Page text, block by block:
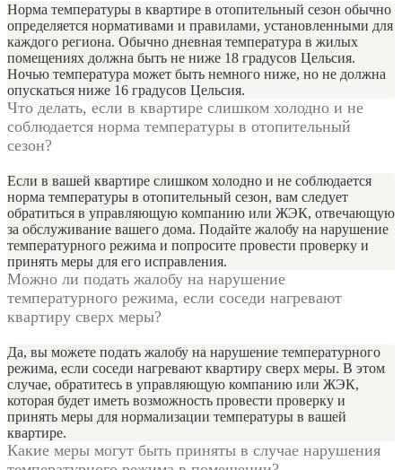
Норма температуры в квартире в отопительный сезон обычно
определяется нормативами и правилами, установленными для
каждого региона. Обычно дневная температура в жилых
помещениях должна быть не ниже 18 градусов Цельсия.
Ночью температура может быть немного ниже, но не должна
опускаться ниже 16 градусов Цельсия.
Что делать, если в квартире слишком холодно и не
соблюдается норма температуры в отопительный
сезон?
Если в вашей квартире слишком холодно и не соблюдается
норма температуры в отопительный сезон, вам следует
обратиться в управляющую компанию или ЖЭК, отвечающую
за обслуживание вашего дома. Подайте жалобу на нарушение
температурного режима и попросите провести проверку и
принять меры для его исправления.
Можно ли подать жалобу на нарушение
температурного режима, если соседи нагревают
квартиру сверх меры?
Да, вы можете подать жалобу на нарушение температурного
режима, если соседи нагревают квартиру сверх меры. В этом
случае, обратитесь в управляющую компанию или ЖЭК,
которая будет иметь возможность провести проверку и
принять меры для нормализации температуры в вашей
квартире.
Какие меры могут быть приняты в случае нарушения